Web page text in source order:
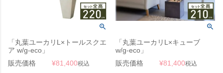
「丸葉ユーカリL×トールスクエ
ア w/g-eco」
販売価格
¥81,400税込
「丸葉ユーカリL×キューブ
w/g-eco」
販売価格
¥81,400税込